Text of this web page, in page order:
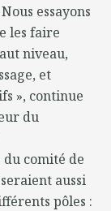
Nous essayons
les faire
niveau,
et
», continue
du
comité de
aussi
pôles :